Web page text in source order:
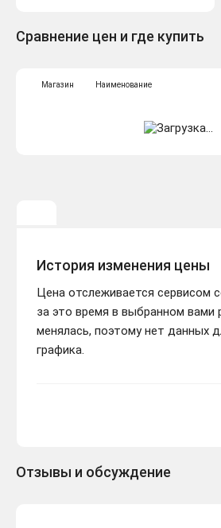
Сравнение цен и где купить
Магазин Наименование
История изменения цены
Цена отслеживается сервисом
за это время в выбранном вами
менялась, поэтому нет данных
графика.
Отзывы и обсуждение